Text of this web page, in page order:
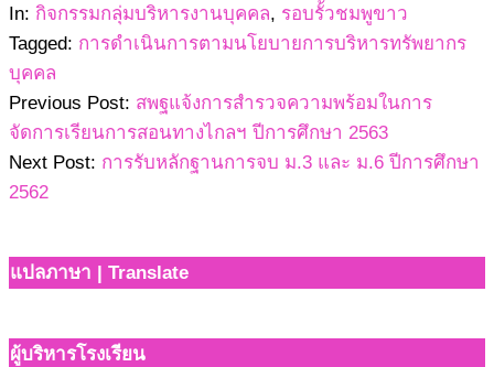
27
In: กิจกรรมกลุ่มบริหารงานบุคคล, รอบรั้วชมพูขาว
Tagged: การดำเนินการตามนโยบายการบริหารทรัพยากร
บุคคล
Previous Post: สพฐแจ้งการสำรวจความพร้อมในการ
จัดการเรียนการสอนทางไกลฯ ปีการศึกษา 2563
Next Post: การรับหลักฐานการจบ ม.3 และ ม.6 ปีการศึกษา
2562
แปลภาษา | Translate
ผู้บริหารโรงเรียน